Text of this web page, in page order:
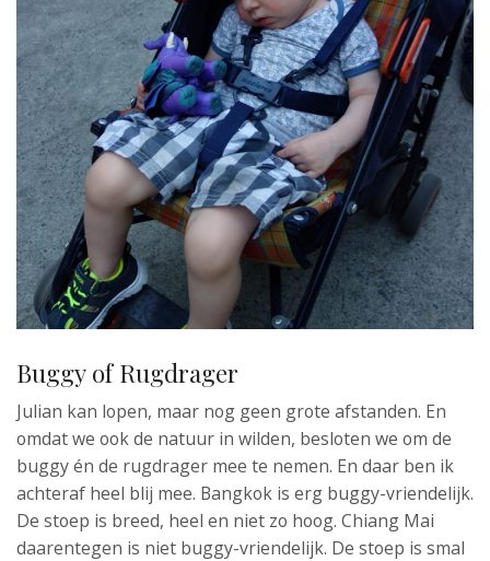
Buggy of Rugdrager
Julian kan lopen, maar nog geen grote afstanden. En
omdat we ook de natuur in wilden, besloten we om de
buggy én de rugdrager mee te nemen. En daar ben ik
achteraf heel blij mee. Bangkok is erg buggy-vriendelijk.
De stoep is breed, heel en niet zo hoog. Chiang Mai
daarentegen is niet buggy-vriendelijk. De stoep is smal